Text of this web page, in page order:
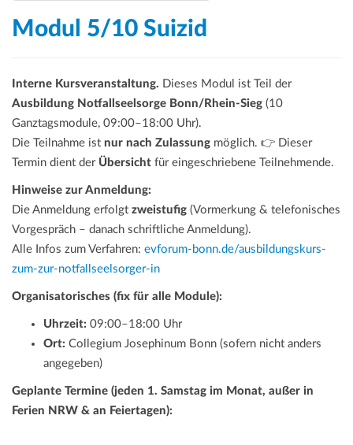
Modul 5/10 Suizid
Interne Kursveranstaltung. Dieses Modul ist Teil der
Ausbildung Notfallseelsorge Bonn/Rhein-Sieg (10
Ganztagsmodule, 09:00–18:00 Uhr).
Die Teilnahme ist nur nach Zulassung möglich. 👉 Dieser
Termin dient der Übersicht für eingeschriebene Teilnehmende.
Hinweise zur Anmeldung:
Die Anmeldung erfolgt zweistufig (Vormerkung & telefonisches
Vorgespräch – danach schriftliche Anmeldung).
Alle Infos zum Verfahren: evforum-bonn.de/ausbildungskurs-
zum-zur-notfallseelsorger-in
Organisatorisches (fix für alle Module):
Uhrzeit: 09:00–18:00 Uhr
Ort: Collegium Josephinum Bonn (sofern nicht anders
angegeben)
Geplante Termine (jeden 1. Samstag im Monat, außer in
Ferien NRW & an Feiertagen):